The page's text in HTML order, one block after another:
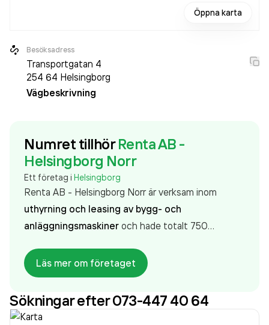
Öppna karta
Besöksadress
Transportgatan 4
254 64 Helsingborg
Vägbeskrivning
Numret tillhör Renta AB -
Helsingborg Norr
Ett företag i Helsingborg
Renta AB - Helsingborg Norr är verksam inom
uthyrning och leasing av bygg- och
anläggningsmaskiner och hade totalt 750
personer sedan 2023 då det jobbade 628 personer
på företaget. Bolaget är ett aktiebolag som varit
aktivt sedan 2001. Renta AB - Helsingborg Norr
omsatte 2 533 231 000,00 krsenaste
Läs mer om företaget
Sökningar efter 073-447 40 64